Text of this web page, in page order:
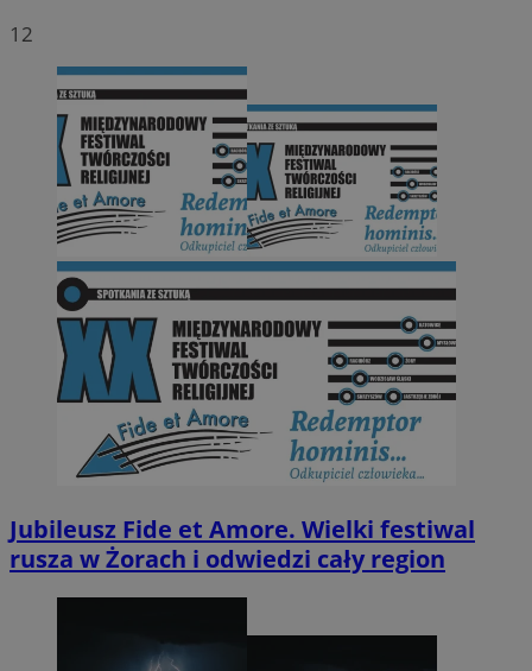
12
Jubileusz Fide et Amore. Wielki festiwal
rusza w Żorach i odwiedzi cały region